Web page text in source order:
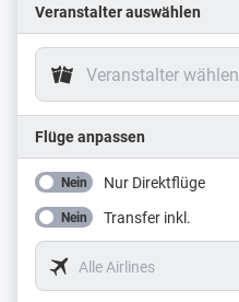
Veranstalter auswählen
Veranstalter wählen
Flüge anpassen
Nein Nur Direktflüge
Nein Transfer inkl.
Alle Airlines